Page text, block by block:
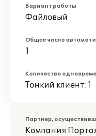
Вариант работы
Файловый
Общее число
1
Количество
Тонкий клиент: 1
Партнер,
Компания